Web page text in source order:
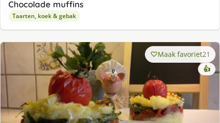
Chocolade muffins
Taarten, koek & gebak
Maak favoriet21
👍